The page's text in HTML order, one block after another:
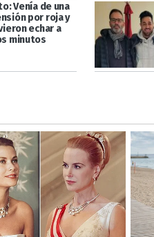
Venía de una
por roja y
echar a
minutos